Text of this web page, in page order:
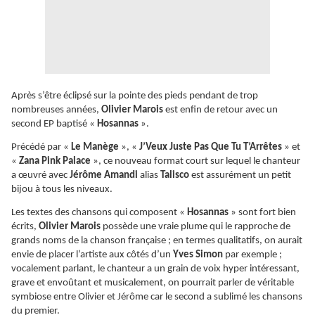
Après s’être éclipsé sur la pointe des pieds pendant de trop
nombreuses années, Olivier Marois est enfin de retour avec un
second EP baptisé « Hosannas ».
Précédé par « Le Manège », « J’Veux Juste Pas Que Tu T’Arrêtes » et
« Zana Pink Palace », ce nouveau format court sur lequel le chanteur
a œuvré avec Jérôme Amandi alias Talisco est assurément un petit
bijou à tous les niveaux.
Les textes des chansons qui composent « Hosannas » sont fort bien
écrits, Olivier Marois possède une vraie plume qui le rapproche de
grands noms de la chanson française ; en termes qualitatifs, on aurait
envie de placer l’artiste aux côtés d’un Yves Simon par exemple ;
vocalement parlant, le chanteur a un grain de voix hyper intéressant,
grave et envoûtant et musicalement, on pourrait parler de véritable
symbiose entre Olivier et Jérôme car le second a sublimé les chansons
du premier.